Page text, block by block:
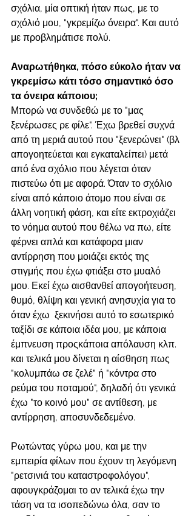
σχόλια, μία οπτική ήταν πως, με το
σχόλιό μου, "γκρεμίζω όνειρα". Και αυτό
με προβλημάτισε πολύ.
Αναρωτήθηκα, πόσο εύκολο ήταν να
γκρεμίσω κάτι τόσο σημαντικό όσο
τα όνειρα κάποιου;
Μπορώ να συνδεθώ με το "μας
ξενέρωσες ρε φίλε". Έχω βρεθεί συχνά
από τη μεριά αυτού που "ξενερώνει" (βλ
απογοητεύεται και εγκαταλείπει) μετά
από ένα σχόλιο που λέγεται όταν
πιστεύω ότι με αφορά. Όταν το σχόλιο
είναι από κάποιο άτομο που είναι σε
άλλη νοητική φάση, και είτε εκτροχιάζει
το νόημα αυτού που θέλω να πω, είτε
φέρνει απλά και κατάφορα μιαν
αντίρρηση που μοιάζει εκτός της
στιγμής που έχω φτιάξει στο μυαλό
μου. Εκεί έχω αισθανθεί απογοήτευση,
θυμό, θλίψη και γενική ανησυχία για το
όταν έχω  ξεκινήσει αυτό το εσωτερικό
ταξίδι σε κάποια ιδέα μου, με κάποια
έμπνευση προςκάποια απόλαυση κλπ.
και τελικά μου δίνεται η αίσθηση πως
"κολυμπάω σε ζελέ" ή "κόντρα στο
ρεύμα του ποταμού", δηλαδή ότι γενικά
έχω "το κοινό μου" σε αντίθεση, με
αντίρρηση, αποσυνδεδεμένο.
Ρωτώντας γύρω μου, και με την
εμπειρία φίλων που έχουν τη λεγόμενη
"ρετσινιά του καταστροφολόγου",
αφουγκράζομαι το αν τελικά έχω την
τάση να τα ισοπεδώνω όλα, σαν το